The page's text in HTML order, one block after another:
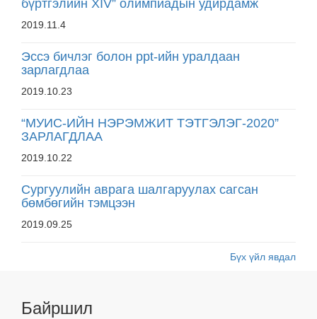
бүртгэлийн XIV” олимпиадын удирдамж
2019.11.4
Эссэ бичлэг болон ppt-ийн уралдаан
зарлагдлаа
2019.10.23
“МУИС-ИЙН НЭРЭМЖИТ ТЭТГЭЛЭГ-2020”
ЗАРЛАГДЛАА
2019.10.22
Сургуулийн аврага шалгаруулах сагсан
бөмбөгийн тэмцээн
2019.09.25
Бүх үйл явдал
Байршил